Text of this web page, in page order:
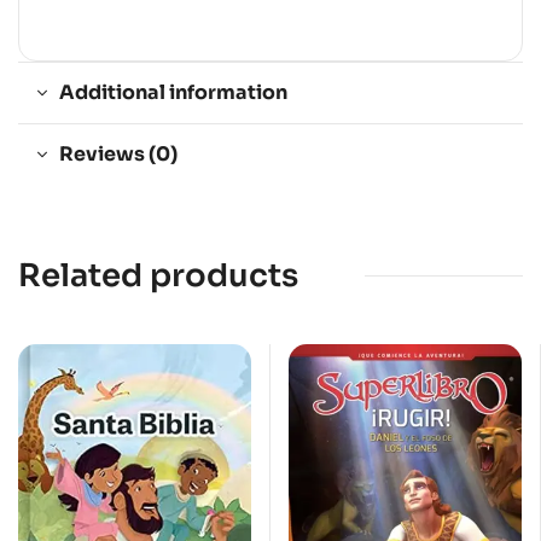
Additional information
Reviews (0)
Related products